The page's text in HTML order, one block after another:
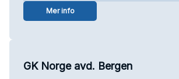
Mer info
GK Norge avd. Bergen